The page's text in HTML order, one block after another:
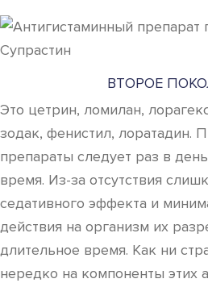
ВТОРОЕ
Это цетрин, ломилан,
зодак, фенистил, лоратадин.
препараты следует раз в
время. Из-за отсутствия
седативного эффекта и
действия на организм их
длительное время. Как ни
нередко на компоненты этих